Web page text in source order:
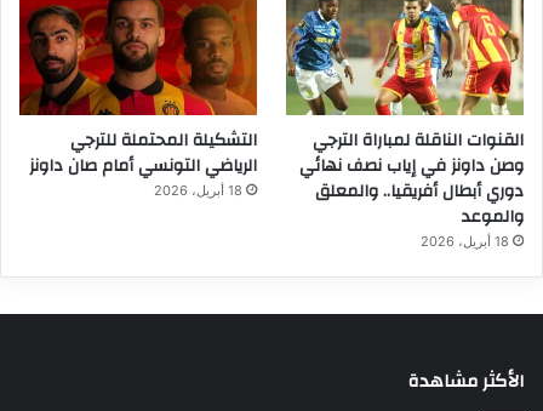
القنوات الناقلة لمباراة الترجي
وصن داونز في إياب نصف نهائي
دوري أبطال أفريقيا.. والمعلق
والموعد
18 أبريل، 2026
التشكيلة المحتملة للترجي
الرياضي التونسي أمام صان داونز
18 أبريل، 2026
الأكثر مشاهدة